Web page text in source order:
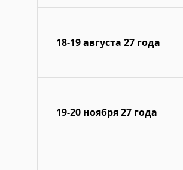
18-19 августа 27 года
19-20 ноября 27 года